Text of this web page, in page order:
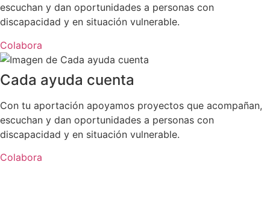
escuchan y dan oportunidades a personas con
discapacidad y en situación vulnerable.
Colabora
Cada ayuda cuenta
Con tu aportación apoyamos proyectos que acompañan,
escuchan y dan oportunidades a personas con
discapacidad y en situación vulnerable.
Colabora